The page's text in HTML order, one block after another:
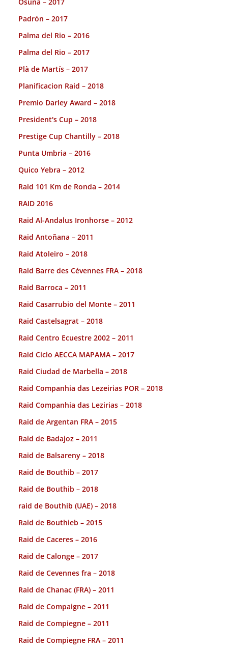
Padrón – 2017
Palma del Rio – 2016
Palma del Rio – 2017
Plà de Martís – 2017
Planificacion Raid – 2018
Premio Darley Award – 2018
President's Cup – 2018
Prestige Cup Chantilly – 2018
Punta Umbria – 2016
Quico Yebra – 2012
Raid 101 Km de Ronda – 2014
RAID 2016
Raid Al-Andalus Ironhorse – 2012
Raid Antoñana – 2011
Raid Atoleiro – 2018
Raid Barre des Cévennes FRA – 2018
Raid Barroca – 2011
Raid Casarrubio del Monte – 2011
Raid Castelsagrat – 2018
Raid Centro Ecuestre 2002 – 2011
Raid Ciclo AECCA MAPAMA – 2017
Raid Ciudad de Marbella – 2018
Raid Companhia das Lezeirias POR – 2018
Raid Companhia das Lezirias – 2018
Raid de Argentan FRA – 2015
Raid de Badajoz – 2011
Raid de Balsareny – 2018
Raid de Bouthib – 2017
Raid de Bouthib – 2018
raid de Bouthib (UAE) – 2018
Raid de Bouthieb – 2015
Raid de Caceres – 2016
Raid de Calonge – 2017
Raid de Cevennes fra – 2018
Raid de Chanac (FRA) – 2011
Raid de Compaigne – 2011
Raid de Compiegne – 2011
Raid de Compiegne FRA – 2011